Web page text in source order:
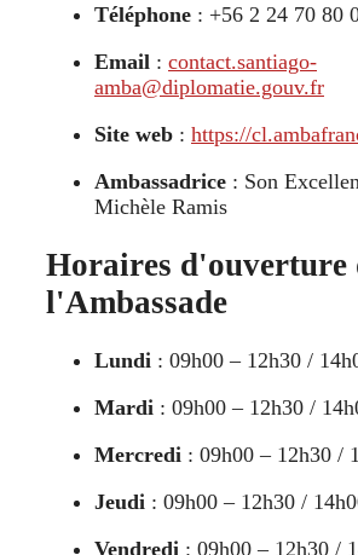
Téléphone : +56 2 24 70 80
Email : contact.santiago-
amba@diplomatie.gouv.fr
Site web : https://
Ambassadrice : Son
Michèle Ramis
Horaires d'ouverture
l'Ambassade
Lundi : 09h00 – 12h30 /
Mardi : 09h00 – 12h30 /
Mercredi : 09h00 – 12h30 /
Jeudi : 09h00 – 12h30 /
Vendredi : 09h00 – 12h30 /